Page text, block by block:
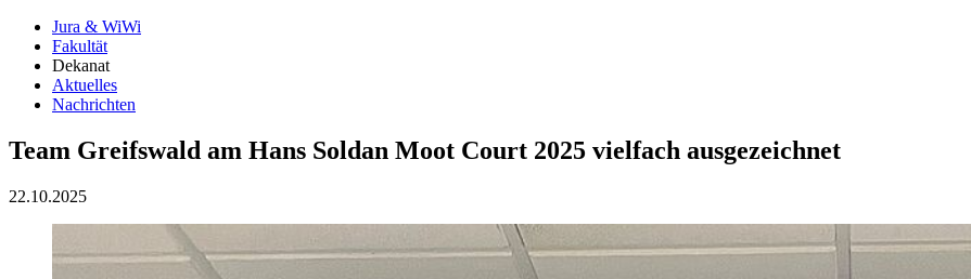
Jura & WiWi
Fakultät
Dekanat
Aktuelles
Nachrichten
Team Greifswald am Hans Soldan Moot Court 2025 vielfach ausgezeichnet
22.10.2025